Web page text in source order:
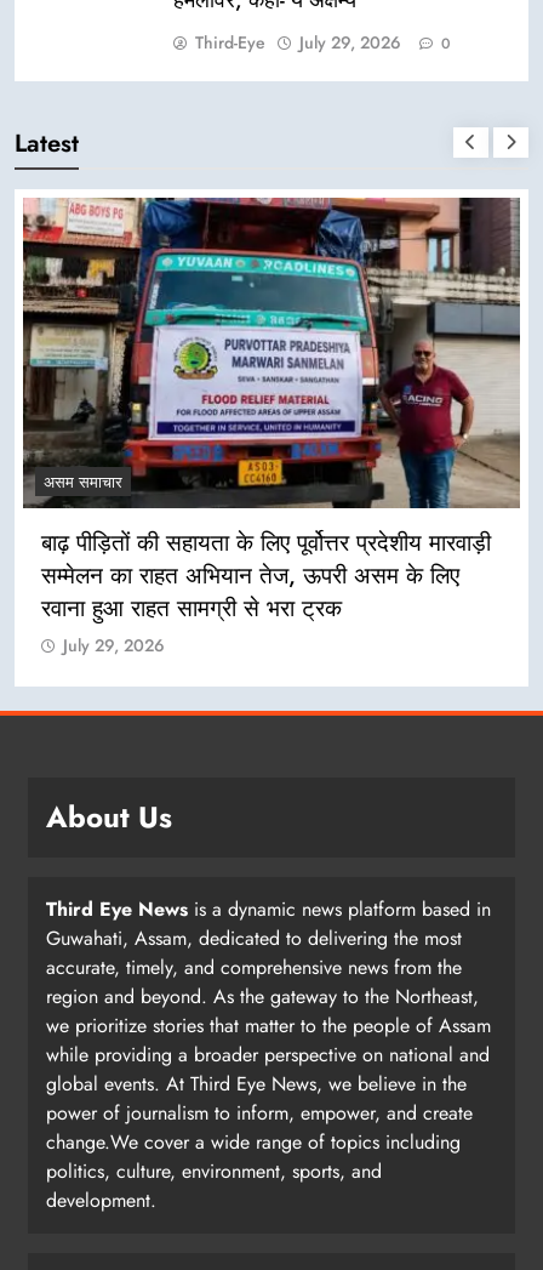
Third-Eye July 29, 2026 0
Latest
असम समाचार
बाढ़ पीड़ितों की सहायता के लिए पूर्वोत्तर प्रदेशीय मारवाड़ी
सम्मेलन का राहत अभियान तेज, ऊपरी असम के लिए
रवाना हुआ राहत सामग्री से भरा ट्रक
July 29, 2026
About Us
Third Eye News is a dynamic news platform based in
Guwahati, Assam, dedicated to delivering the most
accurate, timely, and comprehensive news from the
region and beyond. As the gateway to the Northeast,
we prioritize stories that matter to the people of Assam
while providing a broader perspective on national and
global events. At Third Eye News, we believe in the
power of journalism to inform, empower, and create
change.We cover a wide range of topics including
politics, culture, environment, sports, and
development.